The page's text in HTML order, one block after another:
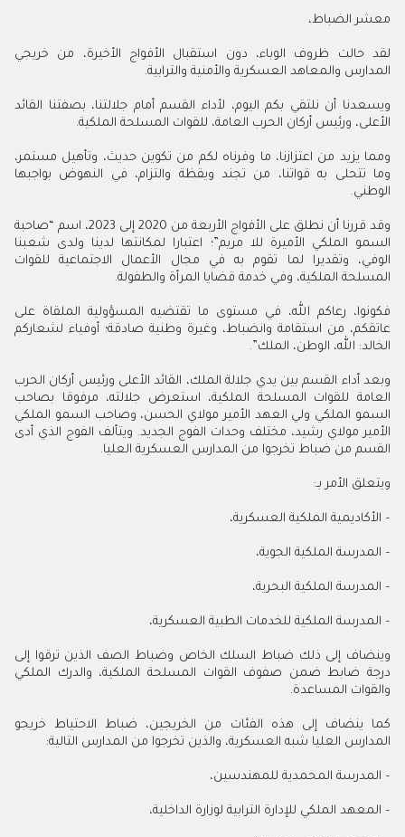
معشر الضباط،
لقد حالت ظروف الوباء، دون استقبال الأفواج الأخيرة، من خريجي
المدارس والمعاهد العسكرية والأمنية والترابية.
ويسعدنا أن نلتقي بكم اليوم، لأداء القسم أمام جلالتنا، بصفتنا القائد
الأعلى، ورئيس أركان الحرب العامة، للقوات المسلحة الملكية.
ومما يزيد من اعتزازنا، ما وفرناه لكم من تكوين حديث، وتأهيل مستمر،
وما تتحلى به قواتنا، من تجند ويقظة والتزام، في النهوض بواجبها
الوطني.
وقد قررنا أن نطلق على الأفواج الأربعة من 2020 إلى 2023، اسم “صاحبة
السمو الملكي الأميرة للا مريم”؛ اعتبارا لمكانتها لدينا ولدى شعبنا
الوفي، وتقديرا لما تقوم به في مجال الأعمال الاجتماعية للقوات
المسلحة الملكية، وفي خدمة قضايا المرأة والطفولة.
فكونوا، رعاكم الله، في مستوى ما تقتضيه المسؤولية الملقاة على
عاتقكم، من استقامة وانضباط، وغيرة وطنية صادقة؛ أوفياء لشعاركم
الخالد: الله، الوطن، الملك”.
وبعد أداء القسم بين يدي جلالة الملك، القائد الأعلى ورئيس أركان الحرب
العامة للقوات المسلحة الملكية، استعرض جلالته، مرفوقا بصاحب
السمو الملكي ولي العهد الأمير مولاي الحسن، وصاحب السمو الملكي
الأمير مولاي رشيد، مختلف وحدات الفوج الجديد. ويتألف الفوج الذي أدى
القسم من ضباط تخرجوا من المدارس العسكرية العليا.
ويتعلق الأمر بـ:
– الأكاديمية الملكية العسكرية،
– المدرسة الملكية الجوية،
– المدرسة الملكية البحرية،
– المدرسة الملكية للخدمات الطبية العسكرية،
وينضاف إلى ذلك ضباط السلك الخاص وضباط الصف الذين ترقوا إلى
درجة ضابط ضمن صفوف القوات المسلحة الملكية، والدرك الملكي
والقوات المساعدة.
كما ينضاف إلى هذه الفئات من الخريجين، ضباط الاحتياط خريجو
المدارس العليا شبه العسكرية، والذين تخرجوا من المدارس التالية:
– المدرسة المحمدية للمهندسين،
– المعهد الملكي للإدارة الترابية لوزارة الداخلية،